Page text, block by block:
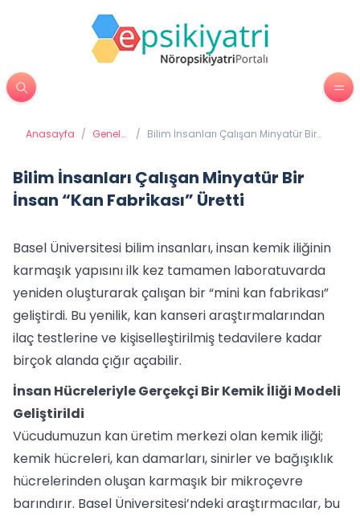
Anasayfa / Genel
/ Bilim İnsanları Çalışan Minyatür Bir
Bilim İnsanları Çalışan Minyatür Bir
İnsan “Kan Fabrikası” Üretti
Basel Üniversitesi bilim insanları, insan kemik iliğinin
karmaşık yapısını ilk kez tamamen laboratuvarda
yeniden oluşturarak çalışan bir “mini kan fabrikası”
geliştirdi. Bu yenilik, kan kanseri araştırmalarından
ilaç testlerine ve kişiselleştirilmiş tedavilere kadar
birçok alanda çığır açabilir.
İnsan Hücreleriyle Gerçekçi Bir Kemik İliği Modeli
Geliştirildi
Vücudumuzun kan üretim merkezi olan kemik iliği;
kemik hücreleri, kan damarları, sinirler ve bağışıklık
hücrelerinden oluşan karmaşık bir mikroçevre
barındırır. Basel Üniversitesi’ndeki araştırmacılar, bu